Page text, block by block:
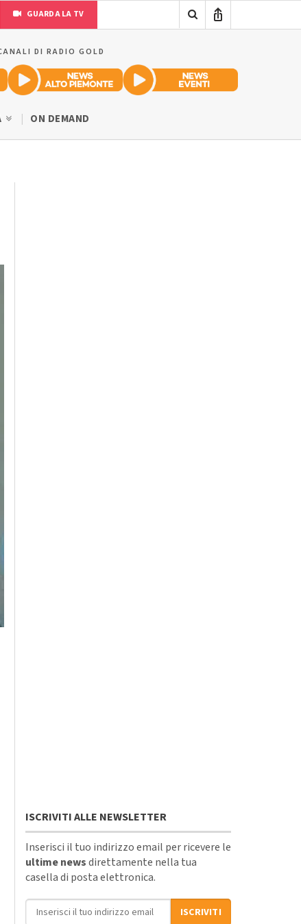
GUARDA LA TV
DI RADIO GOLD
ON DEMAND
ISCRIVITI ALLE NEWSLETTER
Inserisci il tuo indirizzo email per ricevere le
ultime newsdirettamente nella tua
casella di posta elettronica.
Indirizzo email
ISCRIVITI